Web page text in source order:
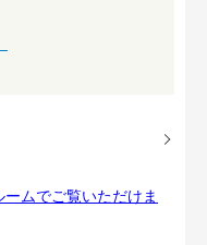
ムでご覧いただけま